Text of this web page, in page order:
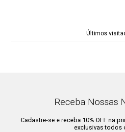
Composição:Sorbitol, Aqua (Água),
Últimos
Receba Nossas
Cadastre-se e receba 10% OFF na
exclusivas todos